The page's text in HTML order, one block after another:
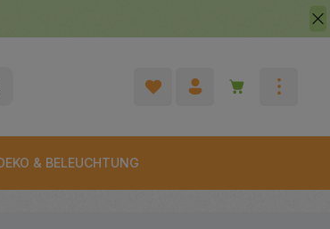
Warenkorb
& BELEUCHTUNG